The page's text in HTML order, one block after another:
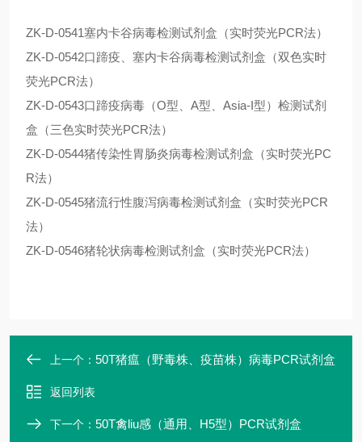
ZK-D-0541塞内卡谷病毒检测试剂盒（实时荧光PCR法）
ZK-D-0542口蹄疫、塞内卡谷病毒检测试剂盒（双色实时
荧光PCR法）
ZK-D-0543口蹄疫病毒（O型、A型、Asia-I型）检测试剂
盒（三色实时荧光PCR法）
ZK-D-0544猪传染性胃肠炎病毒检测试剂盒（实时荧光PC
R法）
ZK-D-0545猪流行性腹泻病毒检测试剂盒（实时荧光PCR
法）
ZK-D-0546猪轮状病毒检测试剂盒（实时荧光PCR法）
上一个： 50T猪瘟（野毒株、疫苗株）病毒PCR试剂盒
返回列表
下一个： 50T禽liu感（通用、H5型）PCR试剂盒